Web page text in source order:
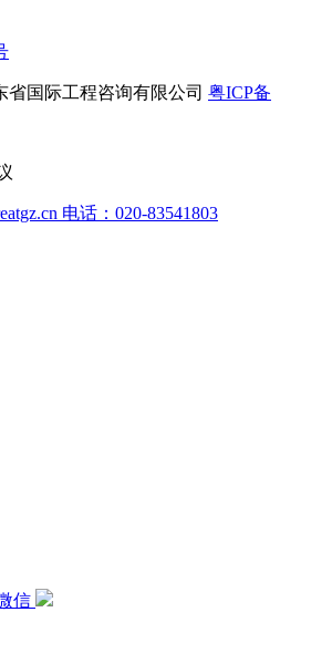
省国际工程咨询有限公司 粤ICP备
电话：020-83541803
信